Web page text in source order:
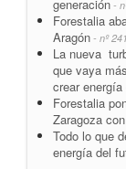
generación -
Forestalia
Aragón - nº 241
La nueva
que vaya
crear
Forestalia
Zaragoza
Todo lo que
energía del